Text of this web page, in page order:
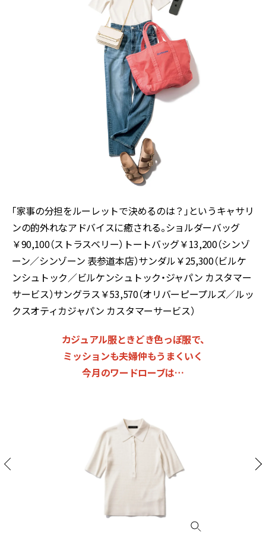
「家事の分担をルーレットで決めるのは？」というキャサリ
ンの的外れなアドバイスに癒される。ショルダーバッグ
￥90,100（ストラスベリー）トートバッグ￥13,200（シンゾ
ーン／シンゾーン 表参道本店）サンダル￥25,300（ビルケ
ンシュトック／ビルケンシュトック・ジャパン カスタマー
サービス）サングラス￥53,570（オリバーピープルズ／ルッ
クスオティカジャパン カスタマーサービス）
カジュアル服ときどき色っぽ服で、
ミッションも夫婦仲もうまくいく
今月のワードローブは…